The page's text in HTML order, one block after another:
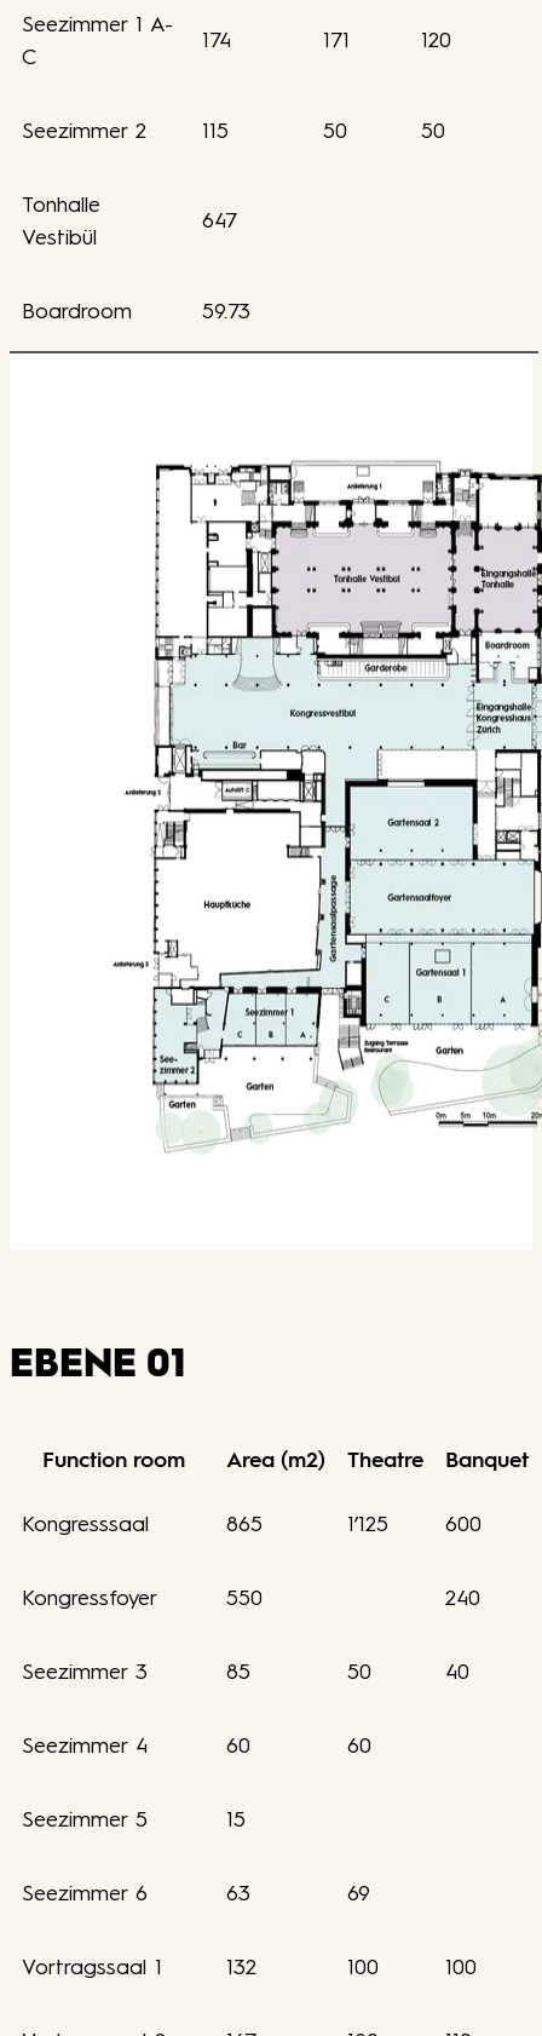
Seezimmer 1 A-
C
174 171 120
Seezimmer 2 115 50 50
Tonhalle
Vestibül
647
Boardroom 59.73
EBENE 01
Function room Area (m2) Theatre Banquet
Kongresssaal 865 1’125 600
Kongressfoyer 550 240
Seezimmer 3 85 50 40
Seezimmer 4 60 60
Seezimmer 5 15
Seezimmer 6 63 69
Vortragssaal 1 132 100 100